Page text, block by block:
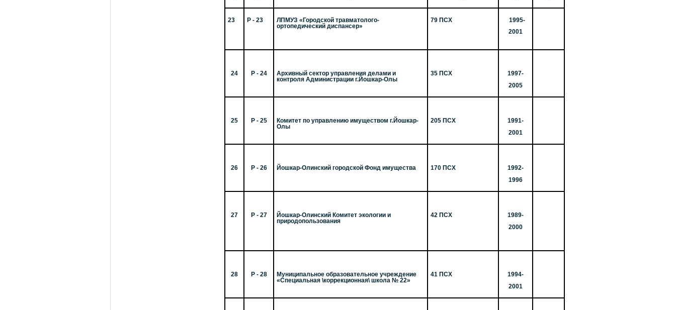
23 Р - 23
ЛПМУЗ «Городской травматолого-
ортопедический диспансер»
79 ПСХ
1995-
2001
24 Р - 24
Архивный сектор управления делами и
контроля Администрации г.Йошкар-Олы
35 ПСХ
1997-
2005
25 Р - 25
Комитет по управлению имуществом г.Йошкар-
Олы
205 ПСХ
1991-
2001
26 Р - 26 Йошкар-Олинский городской Фонд имущества 170 ПСХ
1992-
1996
27 Р - 27
Йошкар-Олинский Комитет экологии и
природопользования
42 ПСХ
1989-
2000
28 Р - 28
Муниципальное образовательное учреждение
«Специальная \коррекционная\ школа № 22»
41 ПСХ
1994-
2001